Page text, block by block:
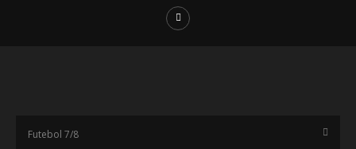
Futebol 7/8